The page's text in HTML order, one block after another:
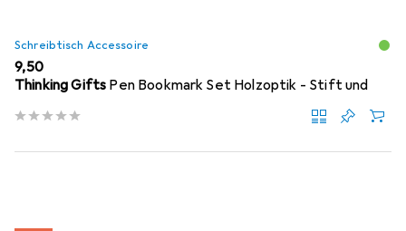
Schreibtisch Accessoire
EUR
9,50
Thinking Gifts Pen Bookmark Set Holzoptik - Stift und